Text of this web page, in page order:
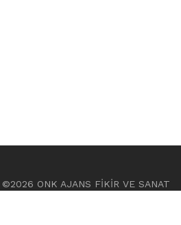
©2026 ONK AJANS FİKİR VE SANAT